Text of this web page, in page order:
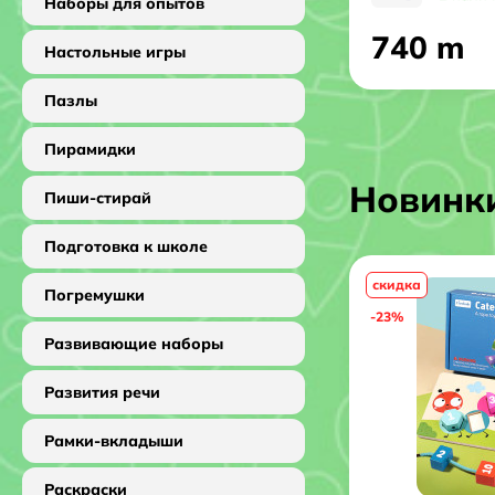
m
m 740 m
скидка
-23%
Настольные игры
Пазлы
Пирамидки
Пиши-стирай
Подготовка к школе
Погремушки
Развивающие наборы
Развития речи
Рамки-вкладыши
Раскраски